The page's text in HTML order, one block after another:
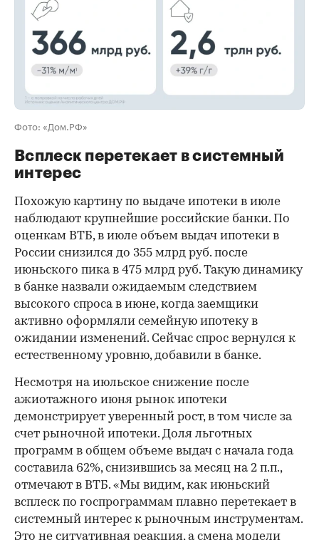
Фото: «Дом.РФ»
Всплеск перетекает в системный
интерес
Похожую картину по выдаче ипотеки в июле
наблюдают крупнейшие российские банки. По
оценкам ВТБ, в июле объем выдач ипотеки в
России снизился до 355 млрд руб. после
июньского пика в 475 млрд руб. Такую динамику
в банке назвали ожидаемым следствием
высокого спроса в июне, когда заемщики
активно оформляли семейную ипотеку в
ожидании изменений. Сейчас спрос вернулся к
естественному уровню, добавили в банке.
Несмотря на июльское снижение после
ажиотажного июня рынок ипотеки
демонстрирует уверенный рост, в том числе за
счет рыночной ипотеки. Доля льготных
программ в общем объеме выдач с начала года
составила 62%, снизившись за месяц на 2 п.п.,
отмечают в ВТБ. «Мы видим, как июньский
всплеск по госпрограммам плавно перетекает в
системный интерес к рыночным инструментам.
Это не ситуативная реакция, а смена модели